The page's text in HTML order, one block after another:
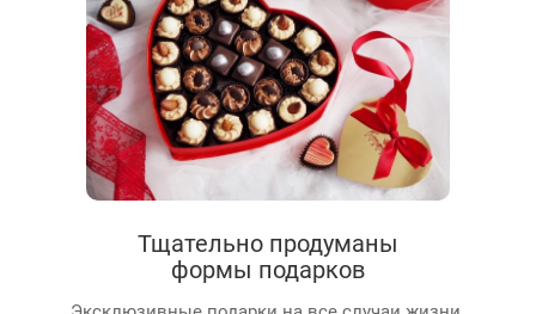
Тщательно продуманы
формы подарков